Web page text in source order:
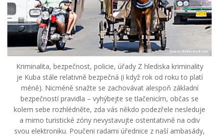
Kriminalita, bezpečnost, policie, úřady Z hlediska kriminality
je Kuba stále relativně bezpečná (i když rok od roku to platí
méně). Nicméně snažte se zachovávat alespoň základní
bezpečností pravidla – vyhýbejte se tlačenicím, občas se
kolem sebe rozhlédněte, zda vás někdo podezřele nesleduje
a mimo turistické zóny nevystavujte ostentativně na odiv
svou elektroniku. Poučeni radami úřednice z naší ambasády,